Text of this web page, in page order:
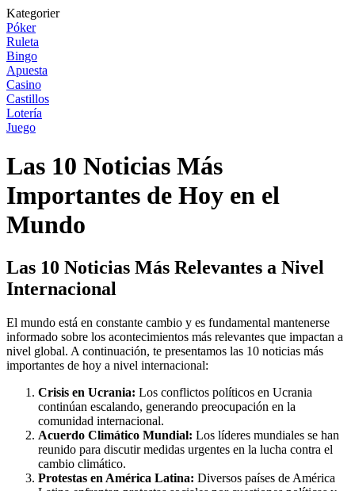
Kategorier
Póker
Ruleta
Bingo
Apuesta
Casino
Castillos
Lotería
Juego
Las 10 Noticias Más
Importantes de Hoy en el
Mundo
Las 10 Noticias Más Relevantes a Nivel
Internacional
El mundo está en constante cambio y es fundamental mantenerse
informado sobre los acontecimientos más relevantes que impactan a
nivel global. A continuación, te presentamos las 10 noticias más
importantes de hoy a nivel internacional:
Crisis en Ucrania: Los conflictos políticos en Ucrania
continúan escalando, generando preocupación en la
comunidad internacional.
Acuerdo Climático Mundial: Los líderes mundiales se han
reunido para discutir medidas urgentes en la lucha contra el
cambio climático.
Protestas en América Latina: Diversos países de América